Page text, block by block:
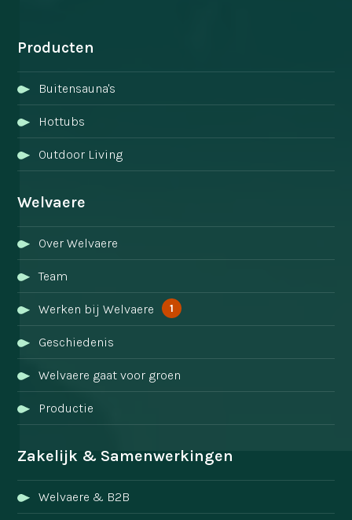
Producten
Buitensauna's
Hottubs
Outdoor Living
Welvaere
Over Welvaere
Team
Werken bij Welvaere 1
Geschiedenis
Welvaere gaat voor groen
Productie
Zakelijk & Samenwerkingen
Welvaere & B2B